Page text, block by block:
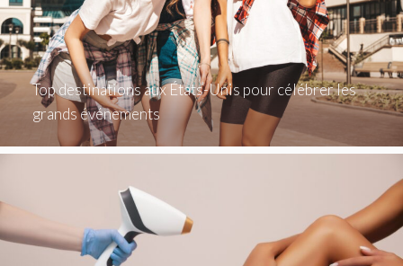
Top destinations aux États-Unis pour célébrer les
grands événements